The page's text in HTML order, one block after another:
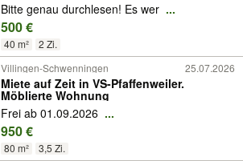
Bitte genau durchlesen! Es wer ...
500 €
40 m² 2 Zi.
Villingen-Schwenningen 25.07.2026
Miete auf Zeit in VS-Pfaffenweiler.
Möblierte Wohnung
Frei ab 01.09.2026 ...
950 €
80 m² 3,5 Zi.